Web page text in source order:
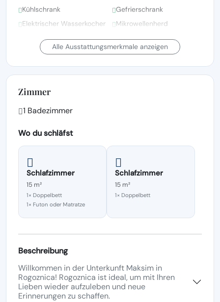
Kühlschrank
Gefrierschrank
Elektrischer Wasserkocher
Mikrowellenherd
Teller und Schüsseln
Haartrockner
Alle Ausstattungsmerkmale anzeigen
Zimmer
1 Badezimmer
Wo du schläfst
Schlafzimmer
15 m²
1× Doppelbett
1× Futon oder Matratze
Schlafzimmer
15 m²
1× Doppelbett
Beschreibung
Willkommen in der Unterkunft Maksim in
Rogoznica! Rogoznica ist ideal, um mit Ihren
Lieben wieder aufzuleben und neue
Erinnerungen zu schaffen.